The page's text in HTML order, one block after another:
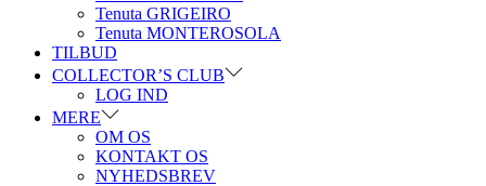
Tenuta GRIGEIRO
Tenuta MONTEROSOLA
TILBUD
COLLECTOR’S CLUB
LOG IND
MERE
OM OS
KONTAKT OS
NYHEDSBREV